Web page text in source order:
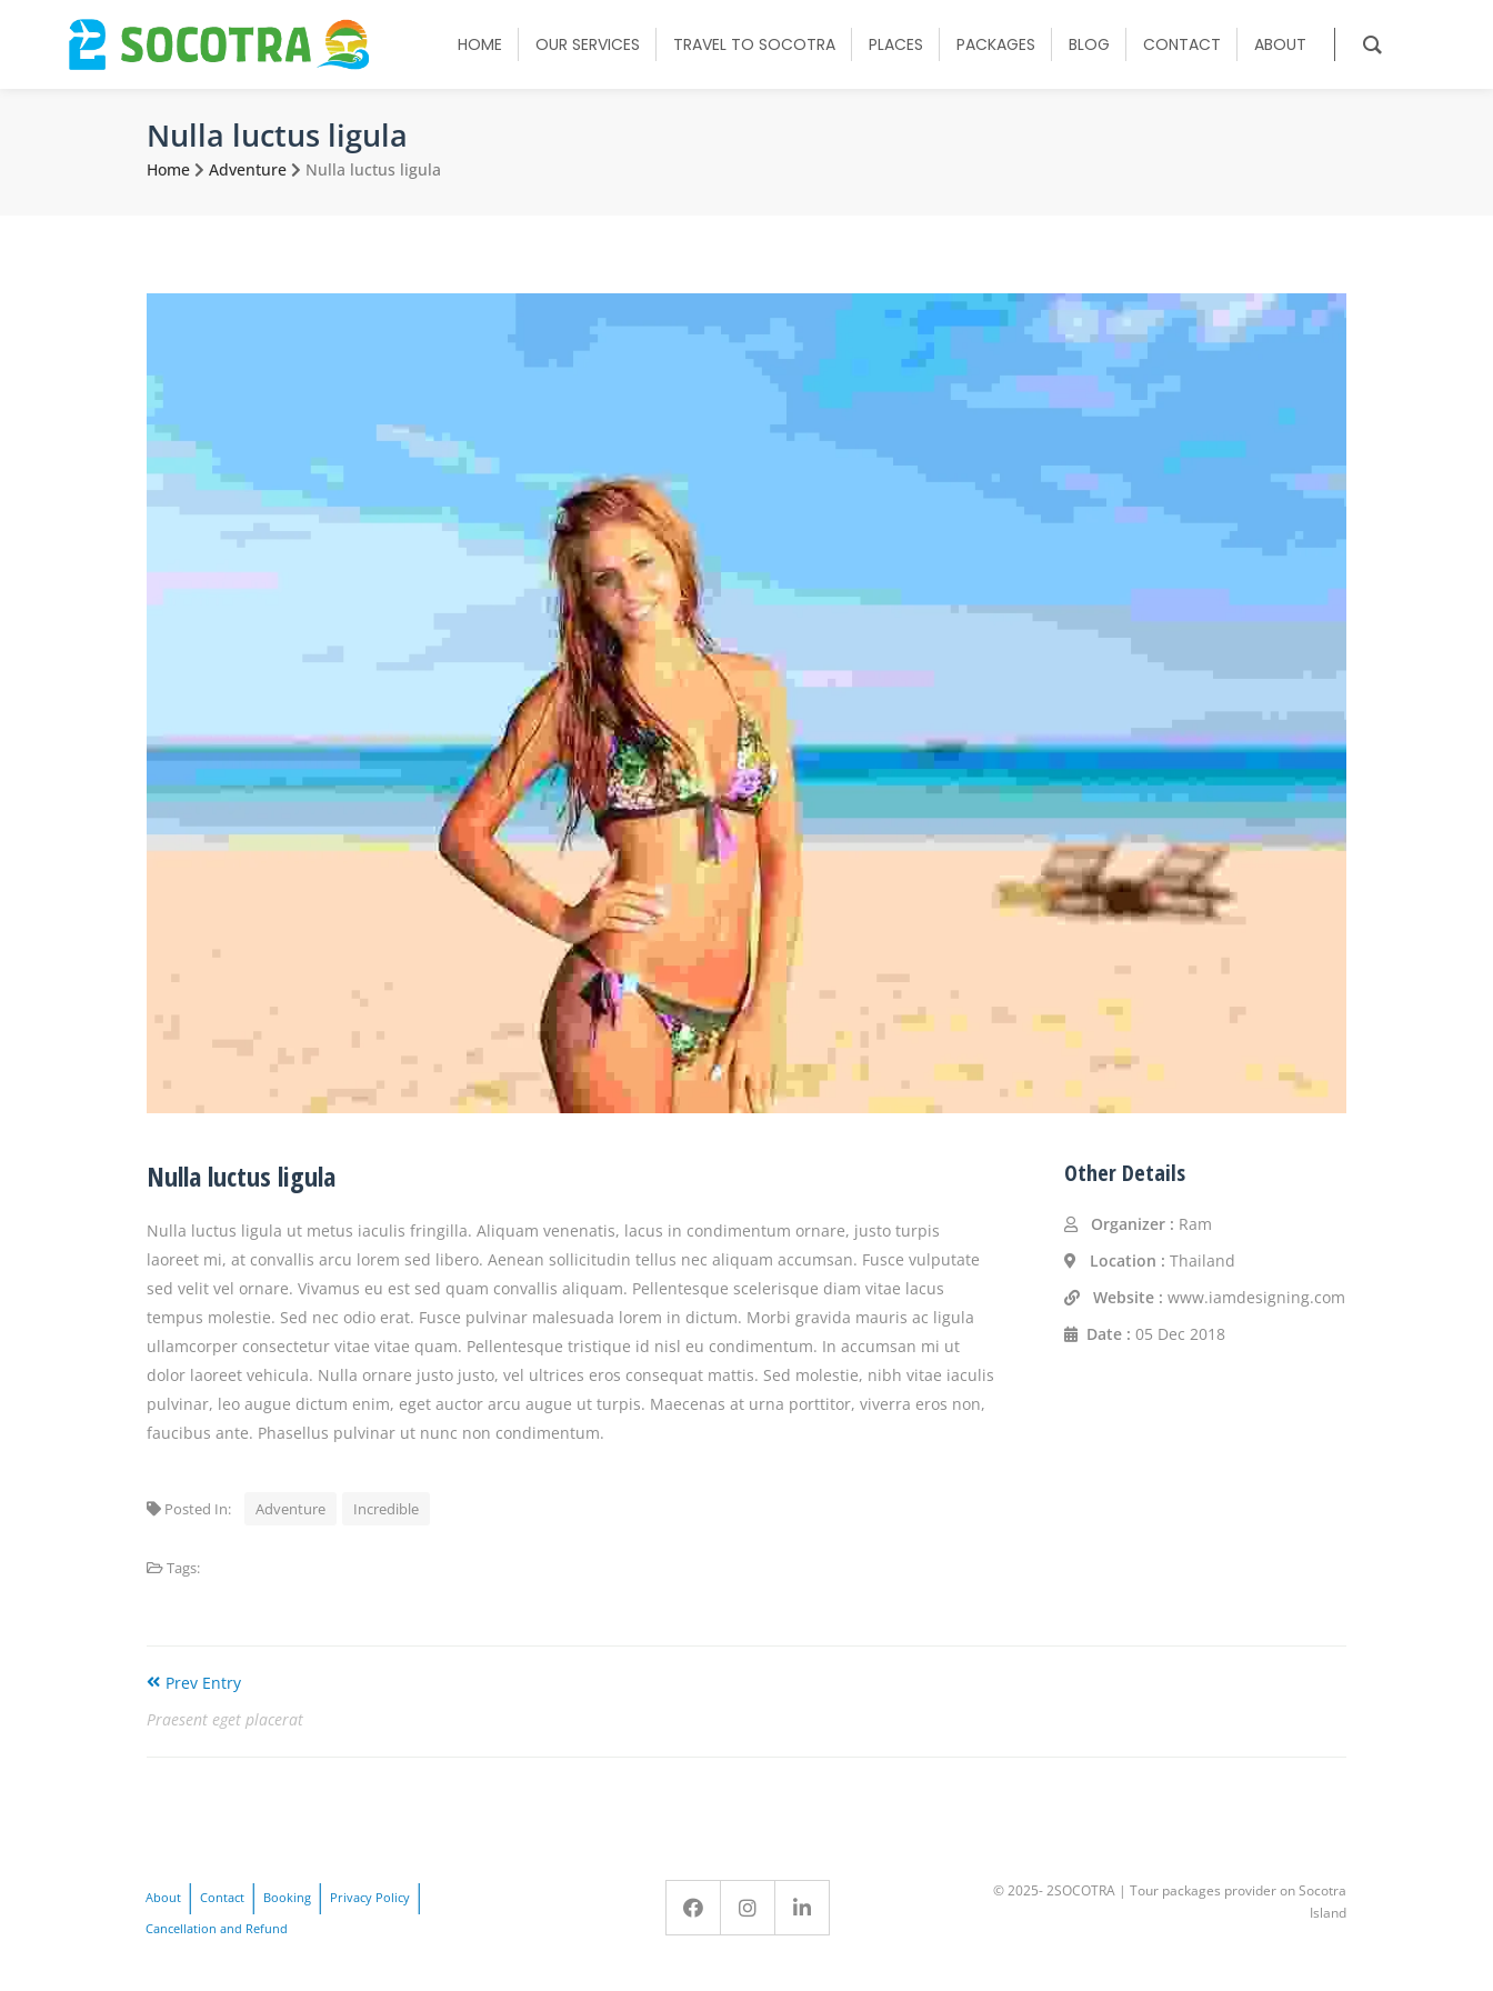
HOME OUR SERVICES TRAVEL TO SOCOTRA PLACES PACKAGES BLOG CONTACT ABOUT
Nulla luctus ligula
Home Adventure Nulla luctus ligula
Nulla luctus ligula
Nulla luctus ligula ut metus iaculis fringilla. Aliquam venenatis, lacus in condimentum ornare, justo turpis
laoreet mi, at convallis arcu lorem sed libero. Aenean sollicitudin tellus nec aliquam accumsan. Fusce vulputate
sed velit vel ornare. Vivamus eu est sed quam convallis aliquam. Pellentesque scelerisque diam vitae lacus
tempus molestie. Sed nec odio erat. Fusce pulvinar malesuada lorem in dictum. Morbi gravida mauris ac ligula
ullamcorper consectetur vitae vitae quam. Pellentesque tristique id nisl eu condimentum. In accumsan mi ut
dolor laoreet vehicula. Nulla ornare justo justo, vel ultrices eros consequat mattis. Sed molestie, nibh vitae iaculis
pulvinar, leo augue dictum enim, eget auctor arcu augue ut turpis. Maecenas at urna porttitor, viverra eros non,
faucibus ante. Phasellus pulvinar ut nunc non condimentum.
Posted In: Adventure Incredible
Tags:
Other Details
Organizer : Ram
Location :Thailand
Website :www.iamdesigning.com
Date : 05 Dec 2018
Prev Entry
Praesent eget placerat
About Contact Booking
Privacy Policy
Cancellation and Refund
© 2025- 2SOCOTRA | Tour packages provider on Socotra
Island